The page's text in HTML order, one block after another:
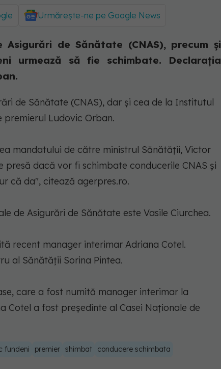
Urmărește-ne pe Google News
Asigurări de Sănătate (CNAS), precum şi
urmează să fie schimbate. Declarația
de Sănătate (CNAS), dar şi cea de la Institutul
premierul Ludovic Orban.
mandatului de către ministrul Sănătăţii, Victor
dacă vor fi schimbate conducerile CNAS şi
că da", citează agerpres.ro.
de Asigurări de Sănătate este Vasile Ciurchea.
recent manager interimar Adriana Cotel.
al Sănătăţii Sorina Pintea.
care a fost numită manager interimar la
Cotel a fost preşedinte al Casei Naţionale de
fundeni premier shimbat conducere schimbata